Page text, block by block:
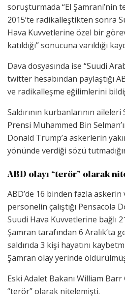
soruşturmada “El Şamrani’nin
2015’te radikalleştikten sonra
Hava Kuvvetlerine özel bir
katıldığı” sonucuna varıldığı
Dava dosyasında ise “Suudi
twitter hesabından paylaştığı
ve radikalleşme eğilimlerini
Saldırının kurbanlarının
Prensi Muhammed Bin
Donald Trump’a askerlerin
yönünde verdiği sözü
ABD olayı “terör” olarak
ABD’de 16 binden fazla askerin
personelin çalıştığı Pensacola
Suudi Hava Kuvvetlerine bağlı
Şamran tarafından 6 Aralık’ta
saldırıda 3 kişi hayatını
Şamran olay yerinde
Eski Adalet Bakanı William Barr
“terör” olarak nitelemişti.